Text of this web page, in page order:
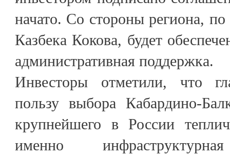
начато. Со стороны региона,
Казбека Кокова, будет
административная поддержка.
Инвесторы отметили, что
пользу выбора Кабардино-
крупнейшего в России
именно